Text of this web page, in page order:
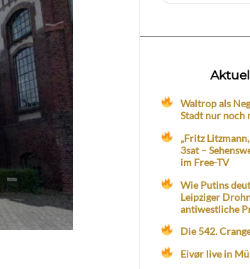
Waltrop als
Stadt nur noch
„Fritz
3sat –
im Free-TV
Wie Putins
Leipziger
antiwestliche
Die 542.
Eivør live in